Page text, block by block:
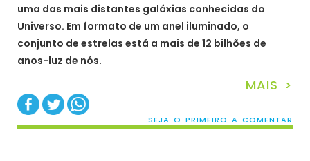
uma das mais distantes galáxias conhecidas do
Universo. Em formato de um anel iluminado, o
conjunto de estrelas está a mais de 12 bilhões de
anos-luz de nós.
MAIS >
SEJA O PRIMEIRO A COMENTAR